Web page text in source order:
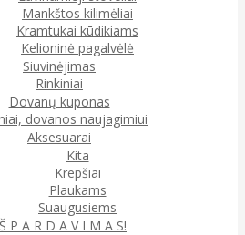
Mankštos kilimėliai
Kramtukai kūdikiams
Kelioninė pagalvėlė
Siuvinėjimas
Rinkiniai
Dovanų kuponas
dovanos naujagimiui
Aksesuarai
Kita
Krepšiai
Plaukams
Suaugusiems
P A R D A V I M A S!